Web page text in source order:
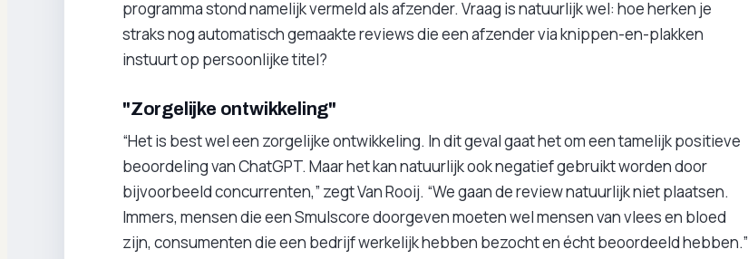
programma stond namelijk vermeld als afzender. Vraag is natuurlijk wel: hoe herken je
straks nog automatisch gemaakte reviews die een afzender via knippen-en-plakken
instuurt op persoonlijke titel?
"Zorgelijke ontwikkeling"
“Het is best wel een zorgelijke ontwikkeling. In dit geval gaat het om een tamelijk positieve
beoordeling van ChatGPT. Maar het kan natuurlijk ook negatief gebruikt worden door
bijvoorbeeld concurrenten,” zegt Van Rooij. “We gaan de review natuurlijk niet plaatsen.
Immers, mensen die een Smulscore doorgeven moeten wel mensen van vlees en bloed
zijn, consumenten die een bedrijf werkelijk hebben bezocht en écht beoordeeld hebben.”